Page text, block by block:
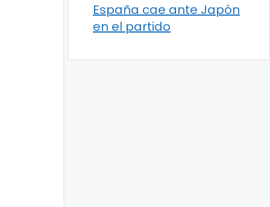
España cae ante Japón
en el partido